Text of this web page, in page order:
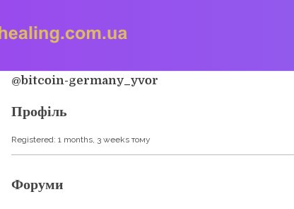
@bitcoin-germany_yvor
Профіль
Registered: 1 months, 3 weeks тому
Форуми